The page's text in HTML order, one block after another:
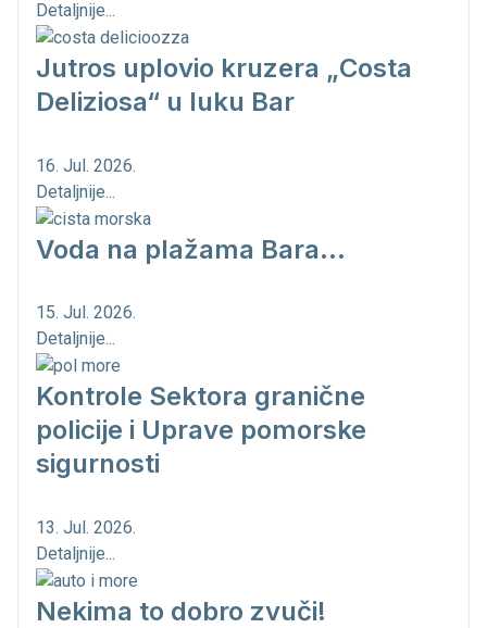
Detaljnije...
Jutros uplovio kruzera „Costa
Deliziosa“ u luku Bar
16. Jul. 2026.
Detaljnije...
Voda na plažama Bara...
15. Jul. 2026.
Detaljnije...
Kontrole Sektora granične
policije i Uprave pomorske
sigurnosti
13. Jul. 2026.
Detaljnije...
Nekima to dobro zvuči!